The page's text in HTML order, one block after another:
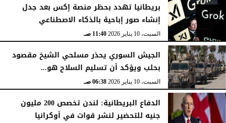
بريطانيا تهدد بحظر منصة إكس بعد جدل
إنشاء صور إباحية بالذكاء الاصطناعي
السبت، 10 يناير 2026 11:40 صـ
الجيش السوري يحذر مسلحي الشيخ مقصود
بحلب ويؤكد أن تسليم السلاح هو...
السبت، 10 يناير 2026 06:38 صـ
الدفاع البريطانية: لندن تخصص 200 مليون
جنيه للتحضير لنشر قوات في أوكرانيا